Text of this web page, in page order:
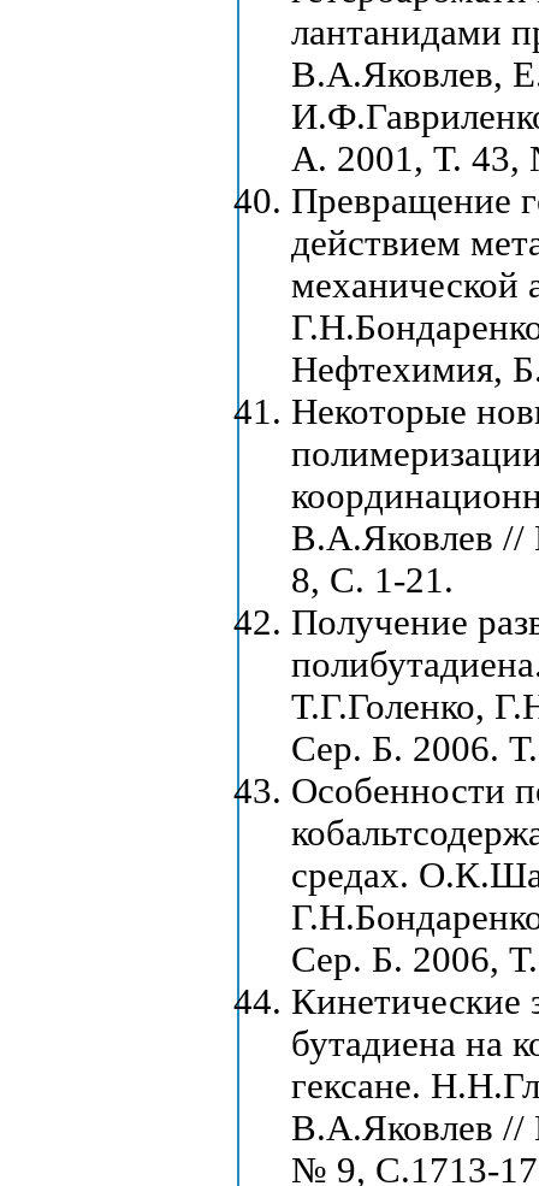
лантанидами
В.А.Яковлев,
А. 2001, Т.
Превращение
действием
механической
Нефтехимия,
Некоторые
В.А.Яковлев //
8, С. 1-21.
Получение
Т.Г.Голенко,
Сер. Б. 2006.
Особенности
средах.
Сер. Б. 2006,
Кинетические
бутадиена на
гексане.
В.А.Яковлев //
№ 9, С.1713-